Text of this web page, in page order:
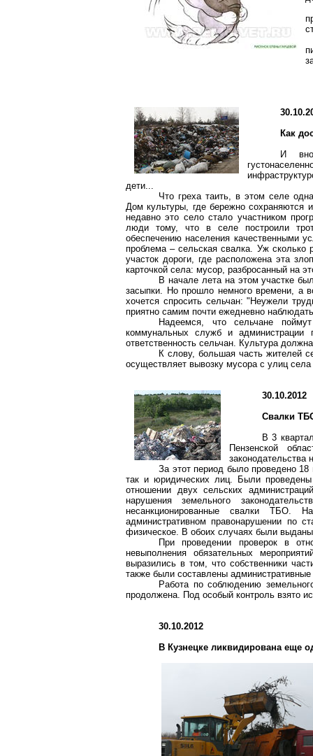
Как
И
дети...
Что греха таить, в этом селе
Дом культуры, где бережно
недавно это село стало участником
люди тому, что в селе построили
обеспечению населения качественными
проблема – сельская свалка. Уж сколько
участок дороги, где расположена эта
карточкой села: мусор, разбросанный на
В начале лета на этом участке
засыпки. Но прошло немного времени, а
хочется спросить сельчан: "Неужели
приятно самим почти ежедневно
Надеемся, что сельчане
коммунальных служб и
ответственность сельчан. Культура
К слову, большая часть жителей
осуществляет вывозку мусора с улиц села
30.10.2012
Свалки
В 3
Пензенской
законодательства
За этот период было проведено
так и юридических лиц. Были проведены
отношении двух сельских
нарушения земельного
несанкционированные свалки ТБО.
административном правонарушении
физическое. В обоих случаях были
При проведении проверок в
невыполнения обязательных
выразились в том, что собственники
также были составлены
Работа по соблюдению
продолжена. Под особый контроль взято
30.10.2012
В Кузнецке ликвидирована еще